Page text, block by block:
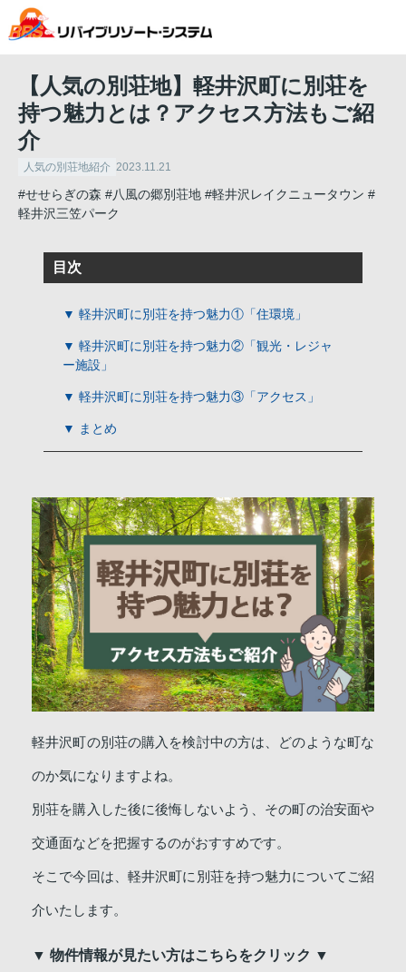
【人気の別荘地】軽井沢町に別荘を
持つ魅力とは？アクセス方法もご紹
介
人気の別荘地紹介 2023.11.21
#せせらぎの森 #八風の郷別荘地 #軽井沢レイクニュータウン #
軽井沢三笠パーク
目次
▼ 軽井沢町に別荘を持つ魅力①「住環境」
▼ 軽井沢町に別荘を持つ魅力②「観光・レジャ
ー施設」
▼ 軽井沢町に別荘を持つ魅力③「アクセス」
▼ まとめ
軽井沢町の別荘の購入を検討中の方は、どのような町な
のか気になりますよね。
別荘を購入した後に後悔しないよう、その町の治安面や
交通面などを把握するのがおすすめです。
そこで今回は、軽井沢町に別荘を持つ魅力についてご紹
介いたします。
▼ 物件情報が見たい方はこちらをクリック ▼